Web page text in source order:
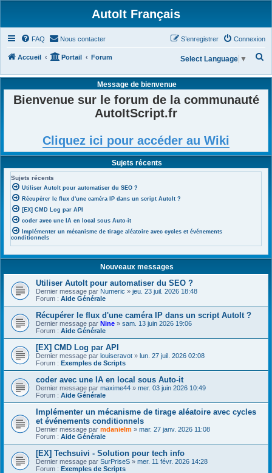
AutoIt Français
FAQ Nous contacter Connexion
S’enregistrer
Accueil Portail Forum
h
Select Language ▼
Message de bienvenue
Bienvenue sur le forum de la communauté
AutoItScript.fr
Cliquez ici pour accéder au Wiki
Sujets récents
Sujets récents
Utiliser AutoIt pour automatiser du SEO ?
Récupérer le flux d'une caméra IP dans un script AutoIt ?
[EX] CMD Log par API
coder avec une IA en local sous Auto-it
Implémenter un mécanisme de tirage aléatoire avec cycles et événements
conditionnels
Nouveaux messages
Utiliser AutoIt pour automatiser du SEO ?
Dernier message par Numeric » jeu. 23 juil. 2026 18:48
Forum : Aide Générale
Récupérer le flux d'une caméra IP dans un script AutoIt ?
Dernier message par Nine » sam. 13 juin 2026 19:06
Forum : Aide Générale
[EX] CMD Log par API
Dernier message par louiseravot » lun. 27 juil. 2026 02:08
Forum : Exemples de Scripts
coder avec une IA en local sous Auto-it
Dernier message par maxime44 » mer. 03 juin 2026 10:49
Forum : Aide Générale
Implémenter un mécanisme de tirage aléatoire avec cycles
et événements conditionnels
Dernier message par mdanielm » mar. 27 janv. 2026 11:08
Forum : Aide Générale
[EX] Techsuivi - Solution pour tech info
Dernier message par SurPriseS » mer. 11 févr. 2026 14:28
Forum : Exemples de Scripts